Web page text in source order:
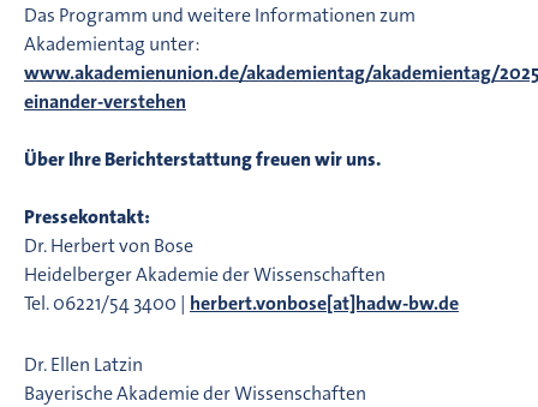
Das Programm und weitere Informationen zum
Akademientag unter:
www.akademienunion.de/akademientag/akademientag/
einander-verstehen
Über Ihre Berichterstattung freuen wir uns.
Pressekontakt:
Dr. Herbert von Bose
Heidelberger Akademie der Wissenschaften
Tel. 06221/54 3400 | herbert.vonbose[at]hadw-bw.de
Dr. Ellen Latzin
Bayerische Akademie der Wissenschaften